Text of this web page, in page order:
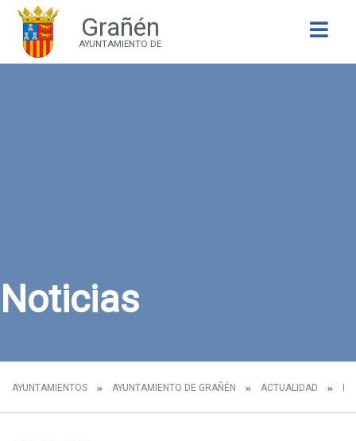
Grañén
AYUNTAMIENTO DE
Noticias
AYUNTAMIENTOS AYUNTAMIENTO DE GRAÑÉN ACTUALIDAD